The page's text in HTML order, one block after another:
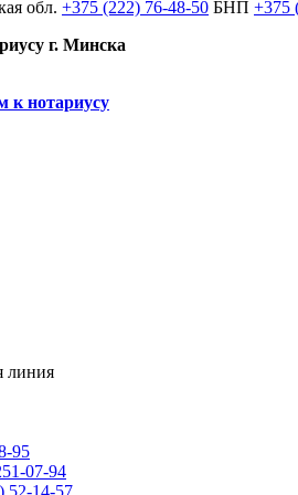
обл. +375 (222) 76-48-50 БНП +375
г. Минска
к нотариусу
линия
95
07-94
52-14-57